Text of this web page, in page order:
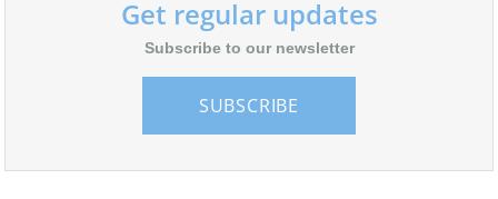
Get regular updates
Subscribe to our newsletter
SUBSCRIBE